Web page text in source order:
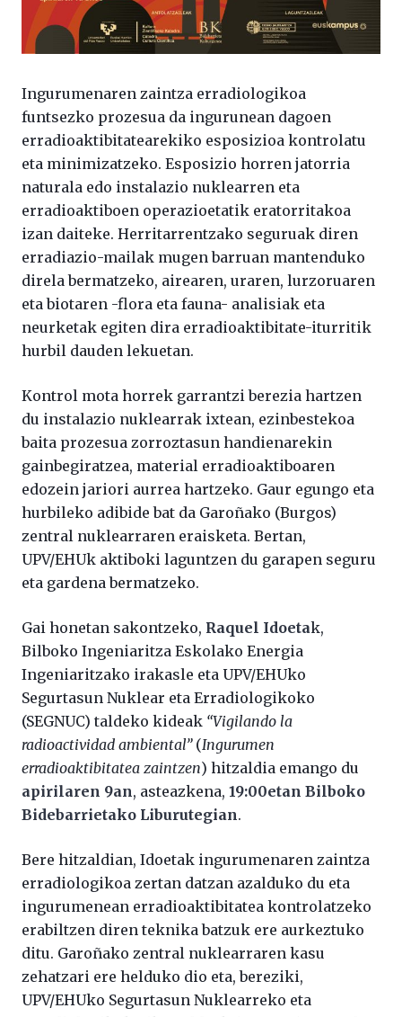
Ingurumenaren zaintza erradiologikoa
funtsezko prozesua da ingurunean dagoen
erradioaktibitatearekiko esposizioa kontrolatu
eta minimizatzeko. Esposizio horren jatorria
naturala edo instalazio nuklearren eta
erradioaktiboen operazioetatik eratorritakoa
izan daiteke. Herritarrentzako seguruak diren
erradiazio-mailak mugen barruan mantenduko
direla bermatzeko, airearen, uraren, lurzoruaren
eta biotaren -flora eta fauna- analisiak eta
neurketak egiten dira erradioaktibitate-iturritik
hurbil dauden lekuetan.
Kontrol mota horrek garrantzi berezia hartzen
du instalazio nuklearrak ixtean, ezinbestekoa
baita prozesua zorroztasun handienarekin
gainbegiratzea, material erradioaktiboaren
edozein jariori aurrea hartzeko. Gaur egungo eta
hurbileko adibide bat da Garoñako (Burgos)
zentral nuklearraren eraisketa. Bertan,
UPV/EHUk aktiboki laguntzen du garapen seguru
eta gardena bermatzeko.
Gai honetan sakontzeko, Raquel Idoetak,
Bilboko Ingeniaritza Eskolako Energia
Ingeniaritzako irakasle eta UPV/EHUko
Segurtasun Nuklear eta Erradiologikoko
(SEGNUC) taldeko kideak “Vigilando la
radioactividad ambiental”(Ingurumen
erradioaktibitatea zaintzen) hitzaldia emango du
apirilaren 9an, asteazkena, 19:00etan Bilboko
Bidebarrietako Liburutegian.
Bere hitzaldian, Idoetak ingurumenaren zaintza
erradiologikoa zertan datzan azalduko du eta
ingurumenean erradioaktibitatea kontrolatzeko
erabiltzen diren teknika batzuk ere aurkeztuko
ditu. Garoñako zentral nuklearraren kasu
zehatzari ere helduko dio eta, bereziki,
UPV/EHUko Segurtasun Nuklearreko eta